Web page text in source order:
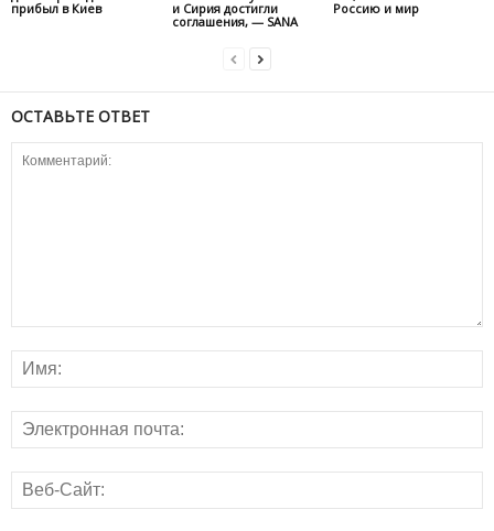
прибыл в Киев
и Сирия достигли
соглашения, — SANA
Россию и мир
ОСТАВЬТЕ ОТВЕТ